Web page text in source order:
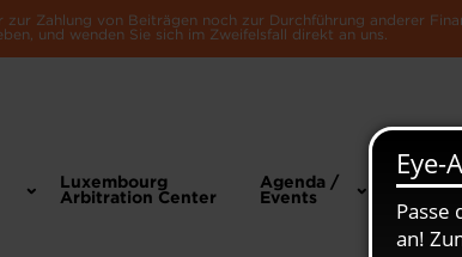
Zahlung von Beiträgen noch zur Durchführung anderer
und wenden Sie sich im Zweifelsfall direkt an uns.
Luxembourg
Arbitration Center
Agenda /
Events
News &